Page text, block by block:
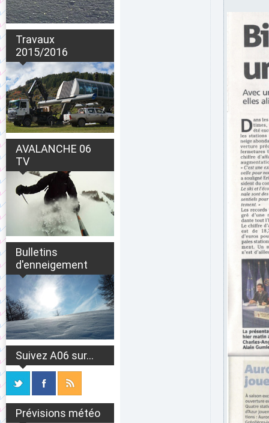
Travaux
2015/2016
AVALANCHE 06
TV
Bulletins
d'enneigement
Suivez A06 sur...
Prévisions météo